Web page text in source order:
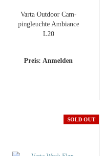
Varta Out­door Cam­
pingleuch­te Am­bi­an­ce
L20
Preis: Anmelden
SOLD OUT